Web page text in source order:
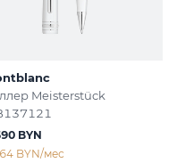
Meisterstück
BYN
BYN/мес